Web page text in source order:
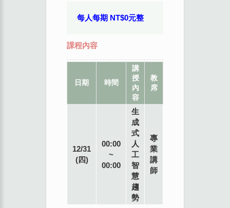
每人每期 NT$0元整
課程內容
日期 時間
講
授
內
容
教
席
12/31
(四)
00:00
~
00:00
生
成
式
人
工
智
慧
趨
勢
專
業
講
師